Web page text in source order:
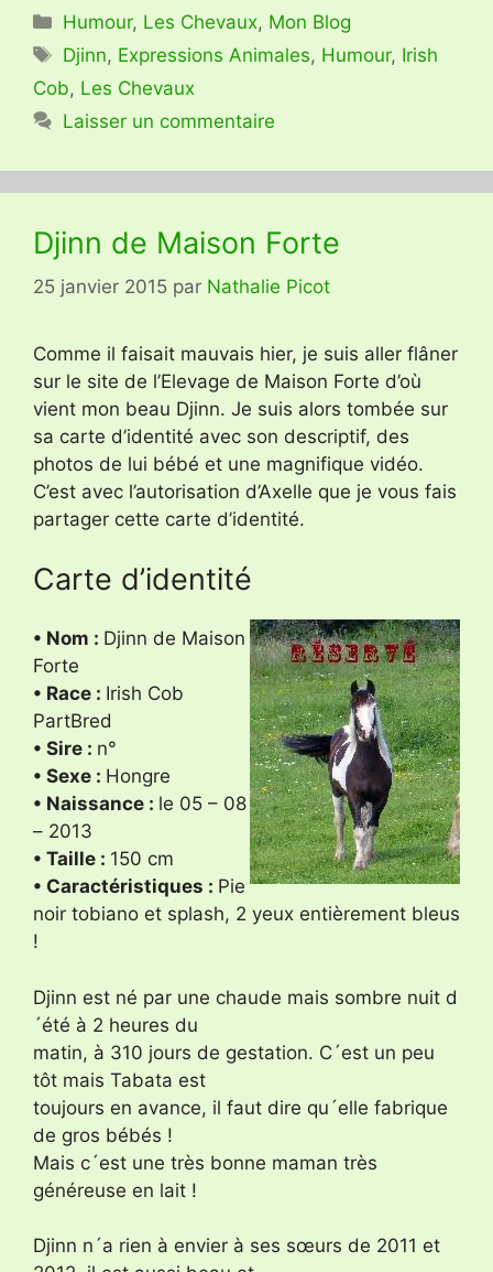
Catégories
Humour, Les Chevaux, Mon Blog
Étiquettes
Djinn, Expressions Animales, Humour, Irish
Cob, Les Chevaux
Laisser un commentaire
Djinn de Maison Forte
25 janvier 2015 par Nathalie Picot
Comme il faisait mauvais hier, je suis aller flâner
sur le site de l’Elevage de Maison Forte d’où
vient mon beau Djinn. Je suis alors tombée sur
sa carte d’identité avec son descriptif, des
photos de lui bébé et une magnifique vidéo.
C’est avec l’autorisation d’Axelle que je vous fais
partager cette carte d’identité.
Carte d’identité
• Nom : Djinn de Maison
Forte
• Race : Irish Cob
PartBred
• Sire : n°
• Sexe : Hongre
• Naissance : le 05 – 08
– 2013
• Taille : 150 cm
• Caractéristiques : Pie
noir tobiano et splash, 2 yeux entièrement bleus
!
Djinn est né par une chaude mais sombre nuit d
´été à 2 heures du
matin, à 310 jours de gestation. C´est un peu
tôt mais Tabata est
toujours en avance, il faut dire qu´elle fabrique
de gros bébés !
Mais c´est une très bonne maman très
généreuse en lait !
Djinn n´a rien à envier à ses sœurs de 2011 et